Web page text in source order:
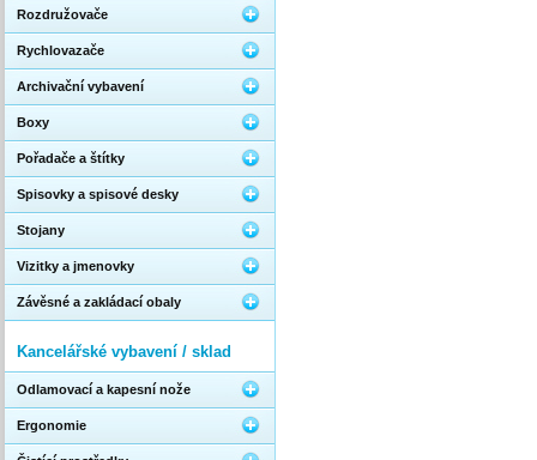
Rozdružovače
Rychlovazače
Archivační vybavení
Boxy
Pořadače a štítky
Spisovky a spisové desky
Stojany
Vizitky a jmenovky
Závěsné a zakládací obaly
Kancelářské vybavení / sklad
Odlamovací a kapesní nože
Ergonomie